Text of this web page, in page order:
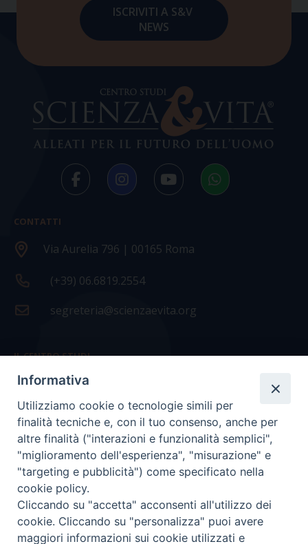
CONTATTI
Via Aurelia 796 | 00165 Roma
(+39) 06.6819.2554
segreteria@scienzaevita.org
IL CENTRO STUDI
La nostra storia
Statuto
Presidenza e ufficio presidenza
Consiglio scientifico
Coordinamento nazionale
Informativa
Utilizziamo cookie o tecnologie simili per
finalità tecniche e, con il tuo consenso, anche per
altre finalità ("interazioni e funzionalità semplici",
"miglioramento dell'esperienza", "misurazione" e
"targeting e pubblicità") come specificato nella
cookie policy.
Cliccando su "accetta" acconsenti all'utilizzo dei
cookie. Cliccando su "personalizza" puoi avere
maggiori informazioni sui cookie utilizzati e